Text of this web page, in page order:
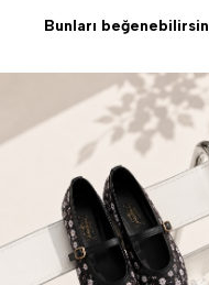
Bunları beğenebilirsin